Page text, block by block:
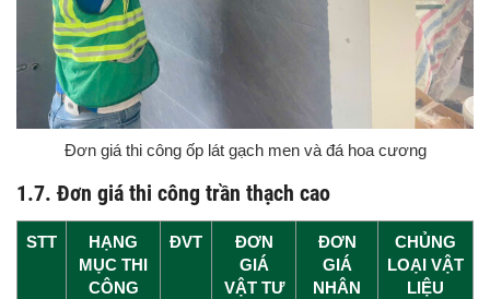
Đơn giá thi công ốp lát gạch men và đá hoa cương
1.7. Đơn giá thi công trần thạch cao
STT
HẠNG
MỤC THI
CÔNG
ĐVT
ĐƠN
GIÁ
VẬT TƯ
ĐƠN
GIÁ
NHÂN
CHỦNG
LOẠI VẬT
LIỆU